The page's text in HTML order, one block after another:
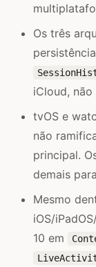
Os três
iCloud,
tvOS e
não
principal.
demais
Mesmo
iOS/
10 em